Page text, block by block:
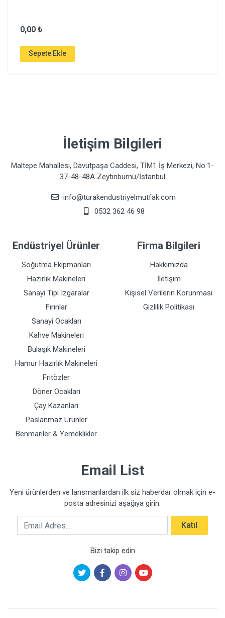
0,00 ₺
Sepete Ekle
İletişim Bilgileri
Maltepe Mahallesi, Davutpaşa Caddesi, TİM1 İş Merkezi, No:1-
37-48-48A Zeytinburnu/İstanbul
info@turakendustriyelmutfak.com
0532 362 46 98
Endüstriyel Ürünler
Soğutma Ekipmanları
Hazırlık Makineleri
Sanayi Tipi Izgaralar
Fırınlar
Sanayi Ocakları
Kahve Makineleri
Bulaşık Makineleri
Hamur Hazırlık Makineleri
Fritözler
Döner Ocakları
Çay Kazanları
Paslanmaz Ürünler
Benmariler & Yemeklikler
Firma Bilgileri
Hakkımızda
İletişim
Kişisel Verilerin Korunması
Gizlilik Politikası
Email List
Yeni ürünlerden ve lansmanlardan ilk siz haberdar olmak için e-
posta adresinizi aşağıya girin.
Email Adres Katıl
Bizi takip edin